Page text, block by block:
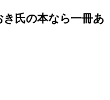
氏の本なら一冊あ